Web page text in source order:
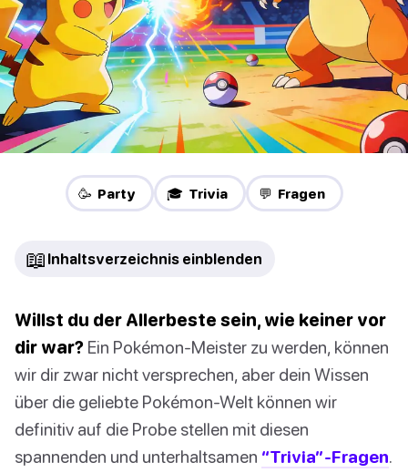
🥳 Party 🎓 Trivia 💬 Fragen
📖 Inhaltsverzeichnis einblenden
Willst du der Allerbeste sein, wie keiner vor
dir war? Ein Pokémon-Meister zu werden, können
wir dir zwar nicht versprechen, aber dein Wissen
über die geliebte Pokémon-Welt können wir
definitiv auf die Probe stellen mit diesen
spannenden und unterhaltsamen “Trivia”-Fragen.